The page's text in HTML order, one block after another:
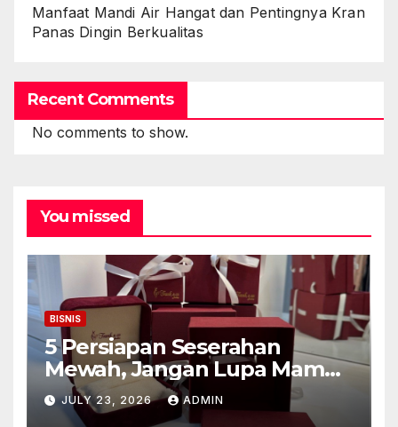
Manfaat Mandi Air Hangat dan Pentingnya Kran
Panas Dingin Berkualitas
Recent Comments
No comments to show.
You missed
BISNIS
5 Persiapan Seserahan
Mewah, Jangan Lupa Mampir
ke Toko Emas Galaxy Mall
Surabaya
JULY 23, 2026 ADMIN